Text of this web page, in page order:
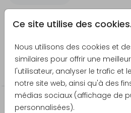
Ce site utilise des cookies.
Nous utilisons des cookies et
similaires pour offrir une
l'utilisateur, analyser le trafic et
notre site web, ainsi qu'à des
médias sociaux (affichage de
personnalisées).
Créateur
Catégorie
Faire-part de mariage
La papeterie assortie